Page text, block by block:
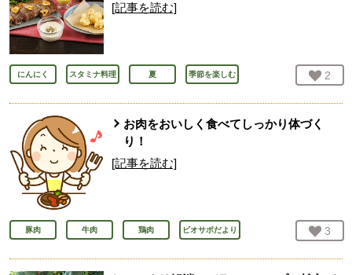
[記事を読む]
にんにく スタミナ料理 夏 季節を楽しむ お気
2
お肉をおいしく食べてしっかり体づく
り！
[記事を読む]
豚肉 牛肉 鶏肉 ビオサポだより お気
3